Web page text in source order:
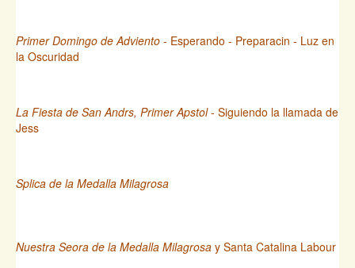
Primer Domingo de Adviento - Esperando - Preparacin - Luz en
la Oscuridad
La Fiesta de San Andrs, Primer Apstol- Siguiendo la llamada de
Jess
Splica de la Medalla Milagrosa
Nuestra Seora de la Medalla Milagrosa y Santa Catalina Labour